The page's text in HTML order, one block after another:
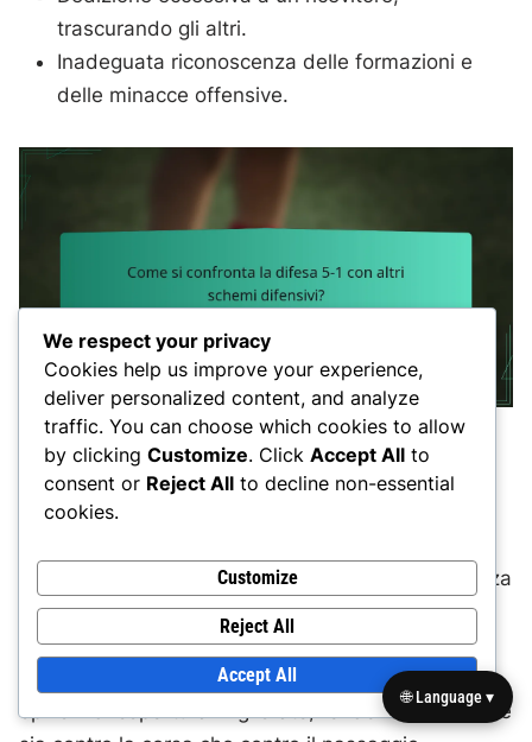
trascurando gli altri.
Inadeguata riconoscenza delle formazioni e
delle minacce offensive.
Come si confronta la difesa 5-1 con altri
schemi difensivi?
La difesa 5-1 è un allineamento unico che enfatizza
pressione e flessibilità, distinguendosi da schemi
tradizionali come la difesa 4-3. Questo approccio
consente responsabilità variabili dei giocatori e
opzioni di copertura migliorate, rendendolo efficace
We respect your privacy
Cookies help us improve your experience,
deliver personalized content, and analyze
traffic. You can choose which cookies to allow
by clicking Customize. Click Accept All to
consent or Reject All to decline non-essential
cookies.
Customize
Reject All
Accept All
🌐 Language ▾